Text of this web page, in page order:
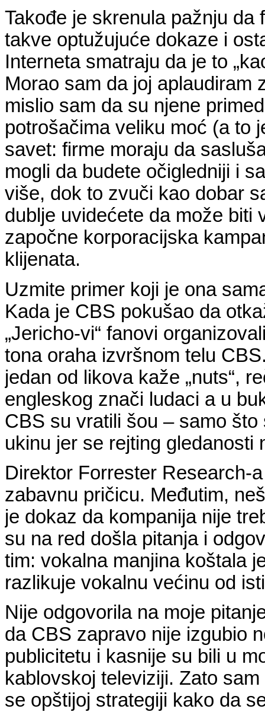
Takođe je skrenula pažnju
takve optužujuće dokaze i
Interneta smatraju da je to
Morao sam da joj aplaudiram
mislio sam da su njene
potrošačima veliku moć (a to
savet: firme moraju da
mogli da budete očigledniji i
više, dok to zvuči kao dobar
dublje uvidećete da može biti
započne korporacijska
klijenata.
Uzmite primer koji je ona
Kada je CBS pokušao da
„Jericho-vi“ fanovi
tona oraha izvršnom telu
jedan od likova kaže „nuts“,
engleskog znači ludaci a u
CBS su vratili šou – samo
ukinu jer se rejting gledanosti
Direktor Forrester Research-
zabavnu pričicu. Međutim,
je dokaz da kompanija nije
su na red došla pitanja i
tim: vokalna manjina koštala
razlikuje vokalnu većinu od
Nije odgovorila na moje
da CBS zapravo nije izgubio
publicitetu i kasnije su bili u
kablovskoj televiziji. Zato
se opštijoj strategiji kako da